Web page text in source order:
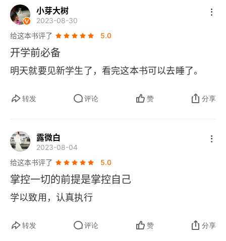
小芽大树
2023-08-30
给这本书评了
5.0
开学前必备
明天就要见新学生了，看完这本书可以去睡了。
转发 评论 赞 分享
露微白
2023-08-04
给这本书评了
5.0
掌控一切的前提是掌控自己
学以致用，认真执行
转发 评论 赞 分享